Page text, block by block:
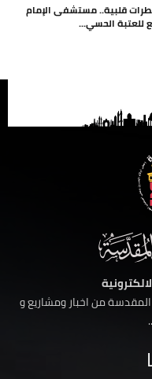
قلبية.. مستشفى الإمام
للعتبة الحسي...
من اخبار ومشاريع و